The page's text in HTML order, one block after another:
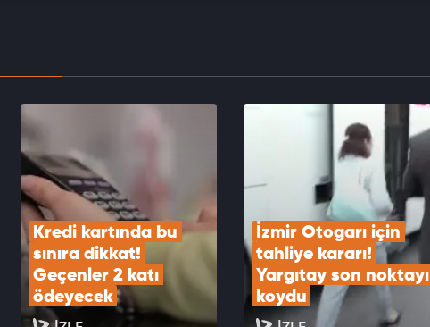
Kredi kartları "maaş" gibi kullanılıyor! Buna çok dikkat
VIDEOYU İZLE
Kredi kartında bu
sınıra dikkat!
Geçenler 2 katı
ödeyecek
İzmir Otogarı için
tahliye kararı!
Yargıtay son noktayı
koydu